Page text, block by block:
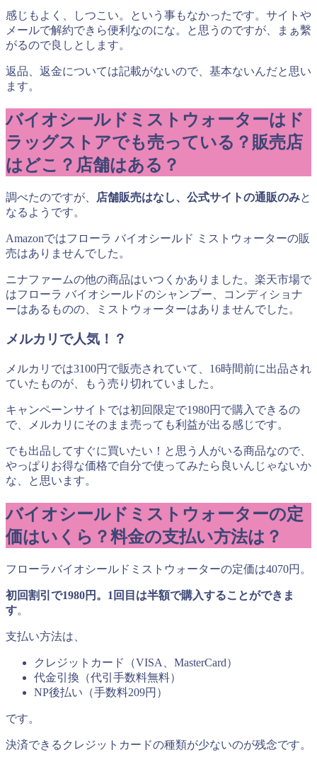
感じもよく、しつこい。という事もなかったです。サイトや
メールで解約できら便利なのにな。と思うのですが、まぁ繫
がるので良しとします。
返品、返金については記載がないので、基本ないんだと思い
ます。
バイオシールドミストウォーターは ド
ラッグストアでも売っている？販売店
はどこ？店舗はある？
調べたのですが、 店舗販売はなし、公式サイトの通販のみと
なるようです。
Amazonではフローラ バイオシールド ミストウォーターの販
売はありませんでした。
ニナファームの他の商品はいつくかありました。楽天市場で
はフローラ バイオシールドのシャンプー、コンディショナ
ーはあるものの、ミストウォーターはありませんでした。
メルカリで人気！？
メルカリでは3100円で販売されていて、16時間前に出品され
ていたものが、もう売り切れていました。
キャンペーンサイトでは初回限定で1980円で購入できるの
で、メルカリにそのまま売っても利益が出る感じです。
でも出品してすぐに買いたい！と思う人がいる商品なので、
やっぱりお得な価格で自分で使ってみたら良いんじゃないか
な、と思います。
バイオシールドミストウォーターの定
価はいくら？料金の支払い方法は？
フローラバイオシールドミストウォーターの定価は4070円。
初回割引で1980円。1回目は半額で購入することができま
す。
支払い方法は、
クレジットカード（VISA、MasterCard）
代金引換（代引手数料無料）
NP後払い（手数料209円）
です。
決済できるクレジットカードの種類が少ないのが残念です。